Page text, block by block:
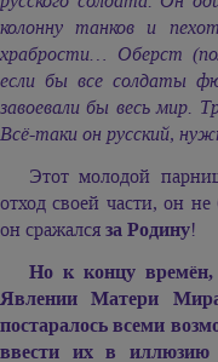
колонну танков и
храбрости… Оберст
если бы все солдаты
завоевали бы весь мир.
Всё-таки он русский,
Этот молодой
отход своей части, он
он сражалсяза Родину!
Но к концу времён,
Явлении Матери
постаралось всеми
ввести их в